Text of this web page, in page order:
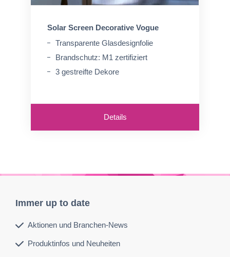
Solar Screen Decorative Vogue
Transparente Glasdesignfolie
Brandschutz: M1 zertifiziert
3 gestreifte Dekore
Details
Immer up to date
Aktionen und Branchen-News
Produktinfos und Neuheiten